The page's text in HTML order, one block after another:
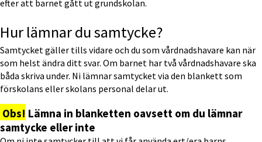
efter att barnet gått ut grundskolan.
Hur lämnar du samtycke?
Samtycket gäller tills vidare och du som vårdnadshavare kan när
som helst ändra ditt svar. Om barnet har två vårdnadshavare ska
båda skriva under. Ni lämnar samtycket via den blankett som
förskolans eller skolans personal delar ut.
Obs! Lämna in blanketten oavsett om du lämnar
samtycke eller inte